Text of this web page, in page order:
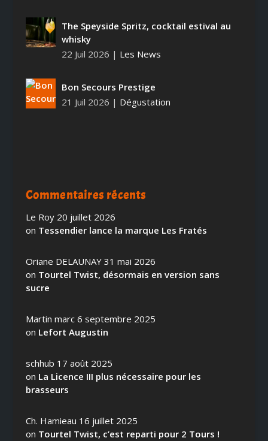
The Speyside Spritz, cocktail estival au
whisky
22 Juil 2026 | Les News
Bon Secours Prestige
21 Juil 2026 | Dégustation
Commentaires récents
Le Roy 20 juillet 2026
on Tessendier lance la marque Les Fratés
Oriane DELAUNAY 31 mai 2026
on Tourtel Twist, désormais en version sans
sucre
Martin marc 6 septembre 2025
on Lefort Augustin
schhub 17 août 2025
on La Licence III plus nécessaire pour les
brasseurs
Ch. Hamieau 16 juillet 2025
on Tourtel Twist, c’est reparti pour 2 Tours !